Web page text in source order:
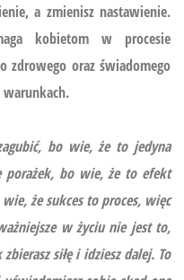
a zmienisz nastawienie.
kobietom w procesie
zdrowego oraz świadomego
warunkach.
bo wie, że to jedyna
porażek, bo wie, że to efekt
że sukces to proces, więc
w życiu nie jest to,
siłę i idziesz dalej. To